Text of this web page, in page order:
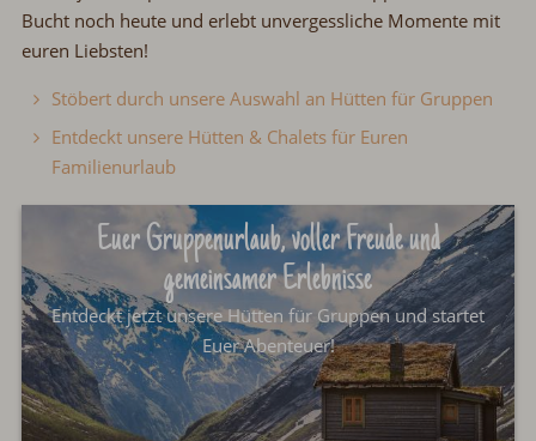
Bucht noch heute und erlebt unvergessliche Momente mit
euren Liebsten!
Stöbert durch unsere Auswahl an Hütten für Gruppen
Entdeckt unsere Hütten & Chalets für Euren
Familienurlaub
Euer Gruppenurlaub, voller Freude und
gemeinsamer Erlebnisse
Entdeckt jetzt unsere Hütten für Gruppen und startet
Euer Abenteuer!